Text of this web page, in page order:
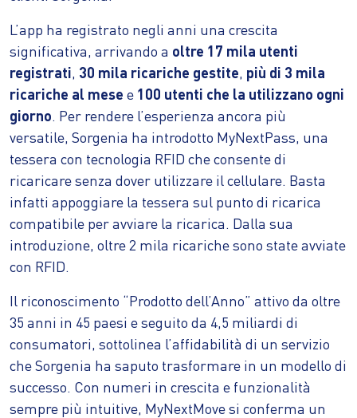
L’app ha registrato negli anni una crescita
significativa, arrivando a oltre 17 mila utenti
registrati, 30 mila ricariche gestite, più di 3 mila
ricariche al mese e 100 utenti che la utilizzano ogni
giorno. Per rendere l’esperienza ancora più
versatile, Sorgenia ha introdotto MyNextPass, una
tessera con tecnologia RFID che consente di
ricaricare senza dover utilizzare il cellulare. Basta
infatti appoggiare la tessera sul punto di ricarica
compatibile per avviare la ricarica. Dalla sua
introduzione, oltre 2 mila ricariche sono state avviate
con RFID.
Il riconoscimento “Prodotto dell’Anno” attivo da oltre
35 anni in 45 paesi e seguito da 4,5 miliardi di
consumatori, sottolinea l’affidabilità di un servizio
che Sorgenia ha saputo trasformare in un modello di
successo. Con numeri in crescita e funzionalità
sempre più intuitive, MyNextMove si conferma un